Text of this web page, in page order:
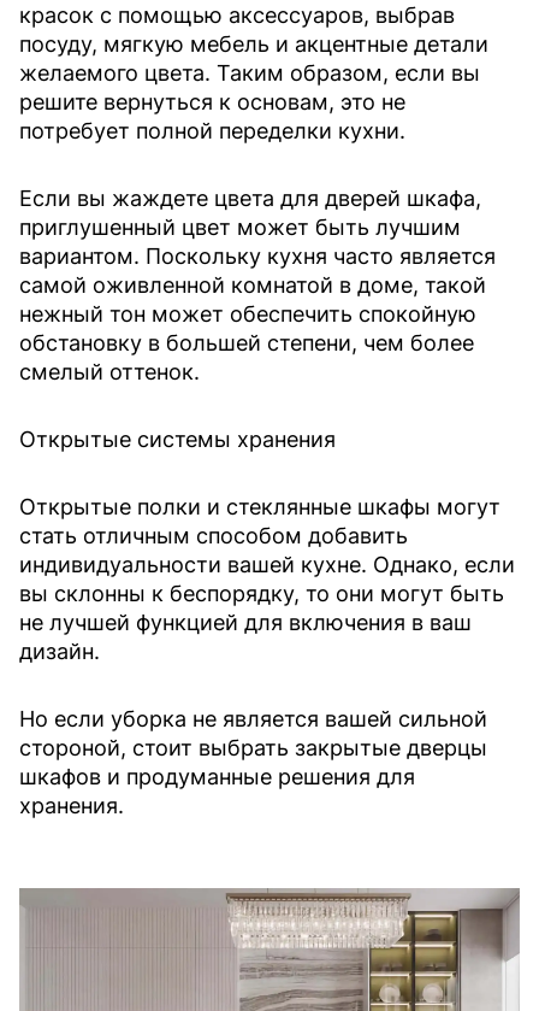
красок с помощью аксессуаров, выбрав
посуду, мягкую мебель и акцентные детали
желаемого цвета. Таким образом, если вы
решите вернуться к основам, это не
потребует полной переделки кухни.
Если вы жаждете цвета для дверей шкафа,
приглушенный цвет может быть лучшим
вариантом. Поскольку кухня часто является
самой оживленной комнатой в доме, такой
нежный тон может обеспечить спокойную
обстановку в большей степени, чем более
смелый оттенок.
Открытые системы хранения
Открытые полки и стеклянные шкафы могут
стать отличным способом добавить
индивидуальности вашей кухне. Однако, если
вы склонны к беспорядку, то они могут быть
не лучшей функцией для включения в ваш
дизайн.
Но если уборка не является вашей сильной
стороной, стоит выбрать закрытые дверцы
шкафов и продуманные решения для
хранения.